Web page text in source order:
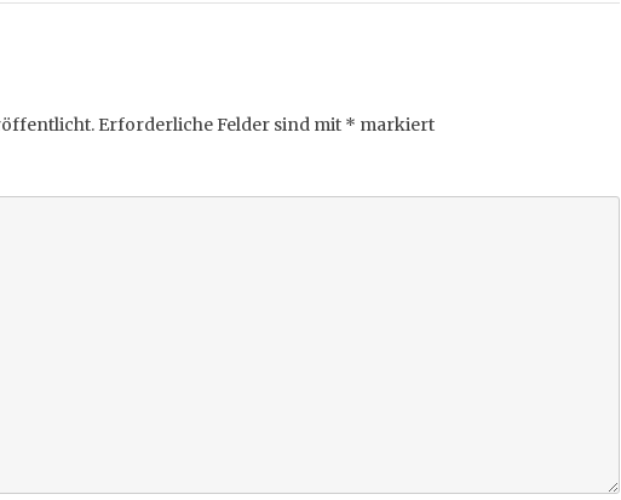
Erforderliche Felder sind mit * markiert